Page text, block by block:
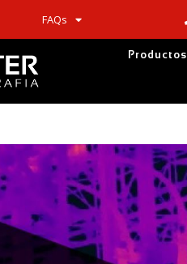
FAQs
Productos